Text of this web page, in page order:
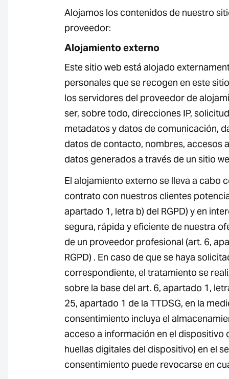
Alojamos los contenidos de nuestro
proveedor:
Alojamiento externo
Este sitio web está alojado
personales que se recogen en este
los servidores del proveedor de
ser, sobre todo, direcciones IP,
metadatos y datos de comunicación,
datos de contacto, nombres, accesos
datos generados a través de un sitio
El alojamiento externo se lleva a cabo
contrato con nuestros clientes
apartado 1, letra b) del RGPD) y en
segura, rápida y eficiente de nuestra
de un proveedor profesional (art. 6,
RGPD) . En caso de que se haya
correspondiente, el tratamiento se
sobre la base del art. 6, apartado 1,
25, apartado 1 de la TTDSG, en la
consentimiento incluya el
acceso a información en el dispositivo
huellas digitales del dispositivo) en el
consentimiento puede revocarse en